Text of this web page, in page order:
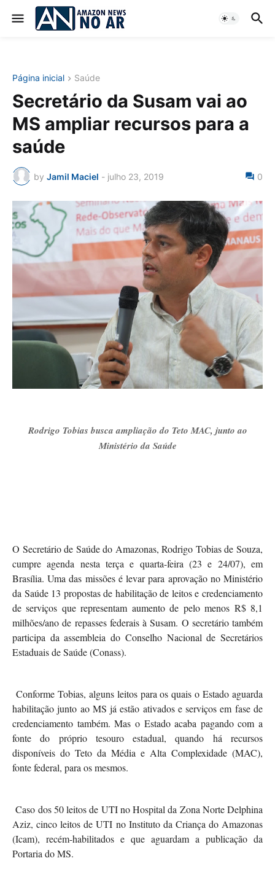
Página inicial Saúde
Secretário da Susam vai ao
MS ampliar recursos para a
saúde
by Jamil Maciel - julho 23, 2019 0
Rodrigo Tobias busca ampliação do Teto MAC, junto ao
Ministério da Saúde
O Secretário de Saúde do Amazonas, Rodrigo Tobias de Souza,
cumpre agenda nesta terça e quarta-feira (23 e 24/07), em
Brasília. Uma das missões é levar para aprovação no Ministério
da Saúde 13 propostas de habilitação de leitos e credenciamento
de serviços que representam aumento de pelo menos R$ 8,1
milhões/ano de repasses federais à Susam. O secretário também
participa da assembleia do Conselho Nacional de Secretários
Estaduais de Saúde (Conass).
Conforme Tobias, alguns leitos para os quais o Estado aguarda
habilitação junto ao MS já estão ativados e serviços em fase de
credenciamento também. Mas o Estado acaba pagando com a
fonte do próprio tesouro estadual, quando há recursos
disponíveis do Teto da Média e Alta Complexidade (MAC),
fonte federal, para os mesmos.
Caso dos 50 leitos de UTI no Hospital da Zona Norte Delphina
Aziz, cinco leitos de UTI no Instituto da Criança do Amazonas
(Icam), recém-habilitados e que aguardam a publicação da
Portaria do MS.